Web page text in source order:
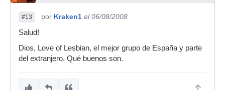
#13 por Kraken1 el 06/08/2008
Salud!
Dios, Love of Lesbian, el mejor grupo de España y parte
del extranjero. Qué buenos son.